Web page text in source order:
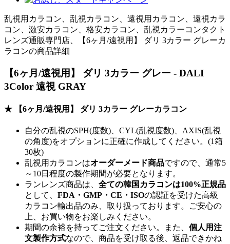
乱視用カラコン、乱視カラコン、遠視用カラコン、遠視カラ
コン、激安カラコン、格安カラコン、乱視カラーコンタクト
レンズ通販専門店、【6ヶ月/遠視用】 ダリ 3カラー グレーカ
ラコンの商品詳細
【6ヶ月/遠視用】 ダリ 3カラー グレー - DALI
3Color 遠視 GRAY
★ 【6ヶ月/遠視用】 ダリ 3カラー グレーカラコン
自分の乱視のSPH(度数)、CYL(乱視度数)、AXIS(乱視
の角度)をオプションに正確に作成してください。(1箱
30枚)
乱視用カラコンはオーダーメード商品ですので、 通常5
～10日程度の製作期間が必要となります。
ランレンズ商品は、 全ての韓国カラコンは100%正規品
として、 FDA・GMP・CE・ISOの認証を受けた高級
カラコン輸出品のみ、取り扱っております。ご安心の
上、お買い物をお楽しみください。
期間の余裕を持ってご注文ください。また、 個人用注
文製作方式なので、商品を受け取る後、返品できかね